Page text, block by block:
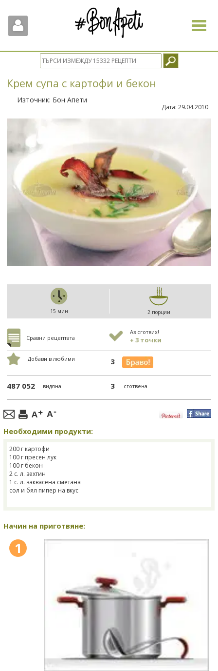
Toggle
Крем супа с картофи и бекон
Източник: Бон Апети
Дата: 29.04.2010
15 мин 2 порции
Сравни рецептата
Аз сготвих!
+ 3 точки
Добави в любими 3
487 052 видяна 3 сготвена
Необходими продукти:
200 г картофи
100 г пресен лук
100 г бекон
2 с. л. зехтин
1 с. л. заквасена сметана
сол и бял пипер на вкус
Начин на приготвяне:
1